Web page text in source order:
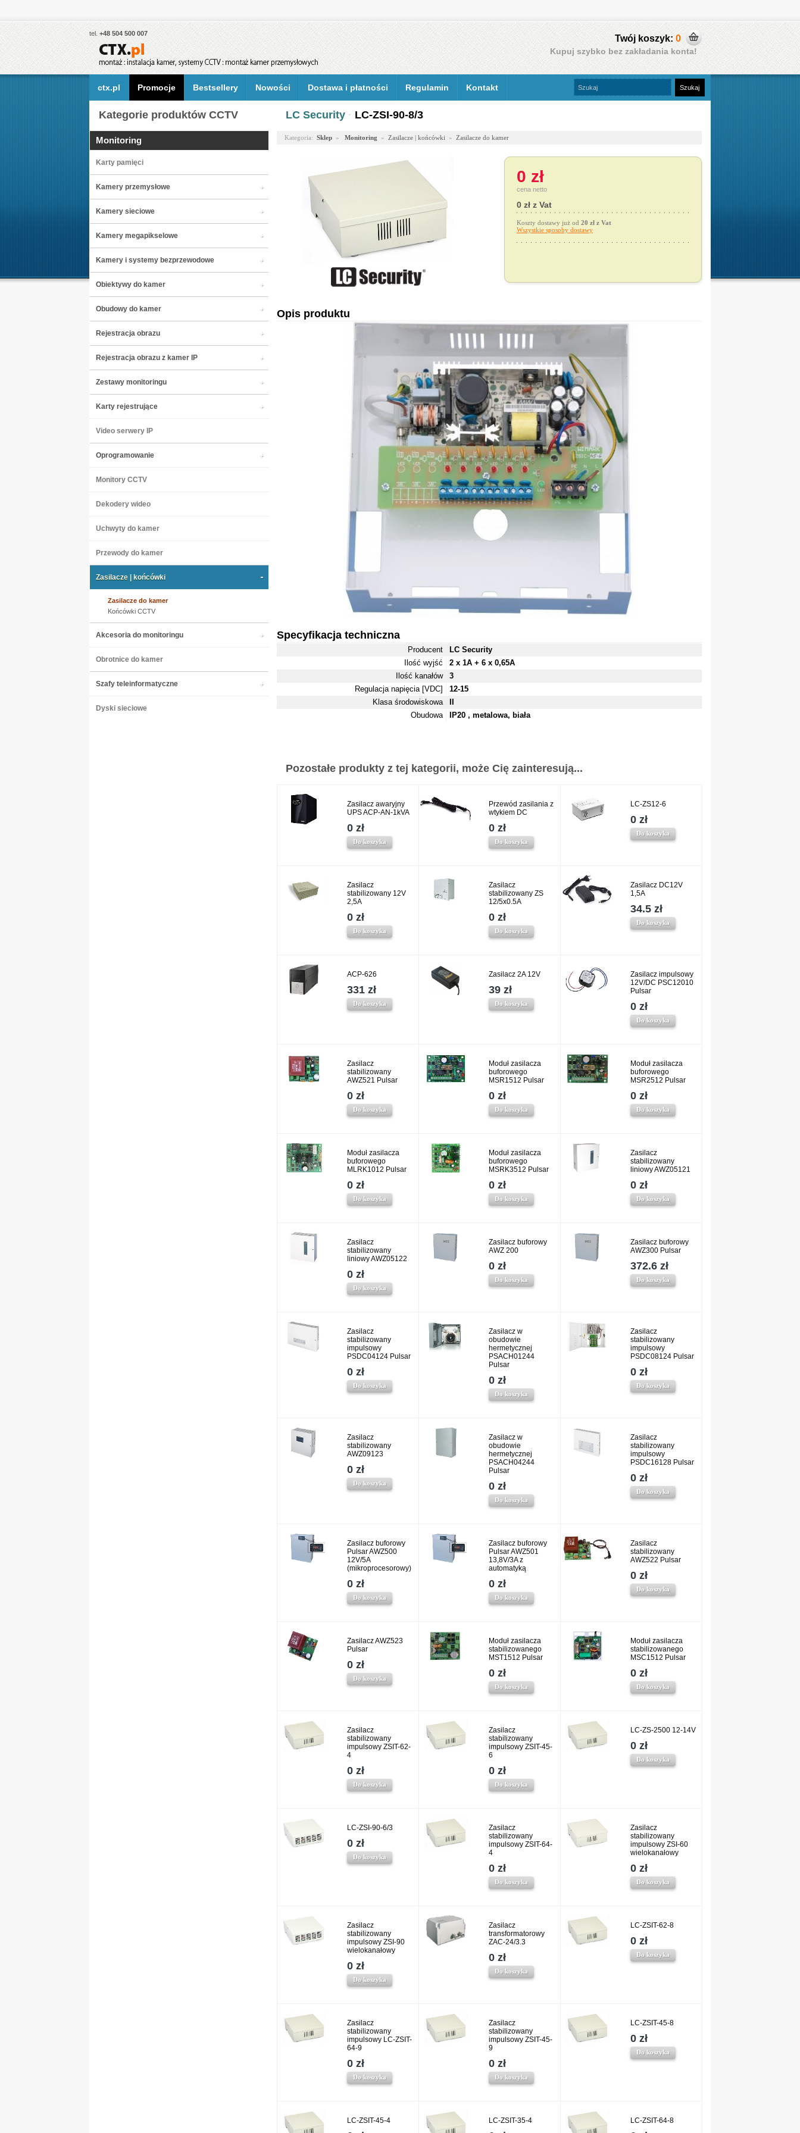
tel. +48 504 500 007 Twój koszyk: 0
Kupuj szybko bez zakładania konta!
ctx.pl Promocje Bestsellery Nowości Dostawa i płatności Regulamin Kontakt
Kategorie produktów CCTV
Monitoring
Karty pamięci
Kamery przemysłowe
Kamery sieciowe
Kamery megapikselowe
Kamery i systemy bezprzewodowe
Obiektywy do kamer
Obudowy do kamer
Rejestracja obrazu
Rejestracja obrazu z kamer IP
Zestawy monitoringu
Karty rejestrujące
Video serwery IP
Oprogramowanie
Monitory CCTV
Dekodery wideo
Uchwyty do kamer
Przewody do kamer
Zasilacze | końcówki
Zasilacze do kamer
Końcówki CCTV
Akcesoria do monitoringu
Obrotnice do kamer
Szafy teleinformatyczne
Dyski sieciowe
LC Security · LC-ZSI-90-8/3
Kategoria: Sklep » Monitoring » Zasilacze | końcówki » Zasilacze do kamer
0 zł
cena netto
0 zł z Vat
Koszty dostawy już od 20 zł z Vat
Wszystkie sposoby dostawy
Opis produktu
Specyfikacja techniczna
Producent
LC Security
Ilość wyjść
2 x 1A + 6 x 0,65A
Ilość kanałów
3
Regulacja napięcia [VDC]
12-15
Klasa środowiskowa
Obudowa
IP20 , metalowa, biała
Pozostałe produkty z tej kategorii, może Cię zainteresują...
Zasilacz awaryjny
UPS ACP-AN-1kVA
0 zł
Do koszyka
Przewód zasilania z
wtykiem DC
0 zł
Do koszyka
LC-ZS12-6
0 zł
Do koszyka
Zasilacz
stabilizowany 12V
2,5A
0 zł
Do koszyka
Zasilacz
stabilizowany ZS
12/5x0.5A
0 zł
Do koszyka
Zasilacz DC12V
1,5A
34.5 zł
Do koszyka
ACP-626
331 zł
Do koszyka
Zasilacz 2A 12V
39 zł
Do koszyka
Zasilacz impulsowy
12V/DC PSC12010
Pulsar
0 zł
Do koszyka
Zasilacz
stabilizowany
AWZ521 Pulsar
0 zł
Do koszyka
Moduł zasilacza
buforowego
MSR1512 Pulsar
0 zł
Do koszyka
Moduł zasilacza
buforowego
MSR2512 Pulsar
0 zł
Do koszyka
Moduł zasilacza
buforowego
MLRK1012 Pulsar
0 zł
Do koszyka
Moduł zasilacza
buforowego
MSRK3512 Pulsar
0 zł
Do koszyka
Zasilacz
stabilizowany
liniowy AWZ05121
0 zł
Do koszyka
Zasilacz
stabilizowany
liniowy AWZ05122
0 zł
Do koszyka
Zasilacz buforowy
AWZ 200
0 zł
Do koszyka
Zasilacz buforowy
AWZ300 Pulsar
372.6 zł
Do koszyka
Zasilacz
stabilizowany
impulsowy
PSDC04124 Pulsar
0 zł
Do koszyka
Zasilacz w
obudowie
hermetycznej
PSACH01244
Pulsar
0 zł
Do koszyka
Zasilacz
stabilizowany
impulsowy
PSDC08124 Pulsar
0 zł
Do koszyka
Zasilacz
stabilizowany
AWZ09123
0 zł
Do koszyka
Zasilacz w
obudowie
hermetycznej
PSACH04244
Pulsar
0 zł
Do koszyka
Zasilacz
stabilizowany
impulsowy
PSDC16128 Pulsar
0 zł
Do koszyka
Zasilacz buforowy
Pulsar AWZ500
12V/5A
(mikroprocesorowy)
0 zł
Do koszyka
Zasilacz buforowy
Pulsar AWZ501
13,8V/3A z
automatyką
0 zł
Do koszyka
Zasilacz
stabilizowany
AWZ522 Pulsar
0 zł
Do koszyka
Zasilacz AWZ523
Pulsar
0 zł
Do koszyka
Moduł zasilacza
stabilizowanego
MST1512 Pulsar
0 zł
Do koszyka
Moduł zasilacza
stabilizowanego
MSC1512 Pulsar
0 zł
Do koszyka
Zasilacz
stabilizowany
impulsowy ZSIT-62-
4
0 zł
Do koszyka
Zasilacz
stabilizowany
impulsowy ZSIT-45-
6
0 zł
Do koszyka
LC-ZS-2500 12-14V
0 zł
Do koszyka
LC-ZSI-90-6/3
0 zł
Do koszyka
Zasilacz
stabilizowany
impulsowy ZSIT-64-
4
0 zł
Do koszyka
Zasilacz
stabilizowany
impulsowy ZSI-60
wielokanałowy
0 zł
Do koszyka
Zasilacz
stabilizowany
impulsowy ZSI-90
wielokanałowy
0 zł
Do koszyka
Zasilacz
transformatorowy
ZAC-24/3.3
0 zł
Do koszyka
LC-ZSIT-62-8
0 zł
Do koszyka
Zasilacz
stabilizowany
impulsowy LC-ZSIT-
64-9
0 zł
Do koszyka
Zasilacz
stabilizowany
impulsowy ZSIT-45-
9
0 zł
Do koszyka
LC-ZSIT-45-8
0 zł
Do koszyka
LC-ZSIT-45-4 LC-ZSIT-35-4 LC-ZSIT-64-8